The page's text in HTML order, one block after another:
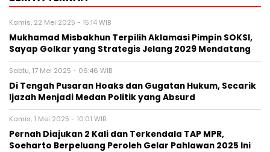
Kamis, 22 Mei 2025 - 15:14 WIB
Mukhamad Misbakhun Terpilih Aklamasi Pimpin SOKSI,
Sayap Golkar yang Strategis Jelang 2029 Mendatang
Sabtu, 17 Mei 2025 - 06:46 WIB
Di Tengah Pusaran Hoaks dan Gugatan Hukum, Secarik
Ijazah Menjadi Medan Politik yang Absurd
Kamis, 1 Mei 2025 - 10:01 WIB
Pernah Diajukan 2 Kali dan Terkendala TAP MPR,
Soeharto Berpeluang Peroleh Gelar Pahlawan 2025 Ini